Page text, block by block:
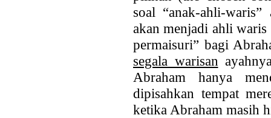
soal “anak-ahli-
akan menjadi ahli waris
permaisuri” bagi
segala warisan
Abraham hanya
dipisahkan tempat
ketika Abraham masih